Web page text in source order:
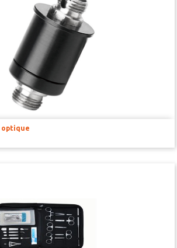
ET MOLÉCULAIRE
suspension unicellulaire
automatisés
de cellules
D’ORGANE